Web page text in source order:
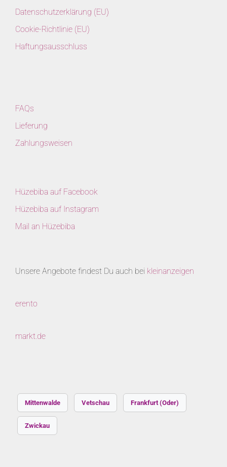
Datenschutzerklärung (EU)
Cookie-Richtlinie (EU)
Haftungsausschluss
FAQs
Lieferung
Zahlungsweisen
Hüzebiba auf Facebook
Hüzebiba auf Instagram
Mail an Hüzebiba
Unsere Angebote findest Du auch bei kleinanzeigen
erento
markt.de
Mittenwalde Vetschau Frankfurt (Oder)
Zwickau